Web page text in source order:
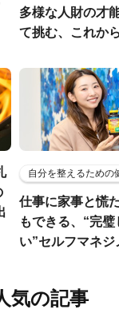
多様な人財の才
て挑む、これか
自分を整えるための
仕事に家事と慌
もできる、“完
い”セルフマネジ
気の記事